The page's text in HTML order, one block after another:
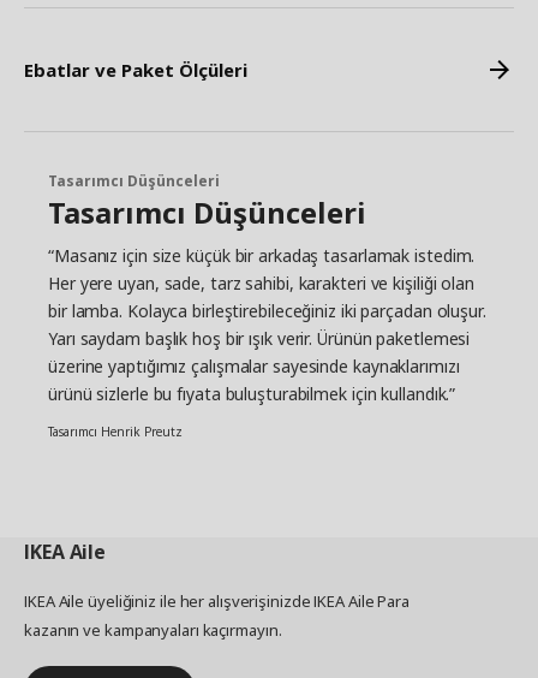
Ebatlar ve Paket Ölçüleri
Tasarımcı Düşünceleri
Tasarımcı Düşünceleri
“Masanız için size küçük bir arkadaş tasarlamak istedim.
Her yere uyan, sade, tarz sahibi, karakteri ve kişiliği olan
bir lamba. Kolayca birleştirebileceğiniz iki parçadan oluşur.
Yarı saydam başlık hoş bir ışık verir. Ürünün paketlemesi
üzerine yaptığımız çalışmalar sayesinde kaynaklarımızı
ürünü sizlerle bu fıyata buluşturabilmek için kullandık.”
Tasarımcı Henrik Preutz
IKEAAile
IKEA Aile üyeliğiniz ile her alışverişinizde IKEA Aile Para
kazanın ve kampanyaları kaçırmayın.